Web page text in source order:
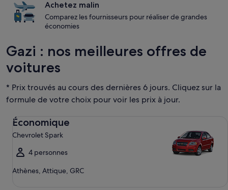
Achetez malin
Comparez les fournisseurs pour réaliser de grandes
économies
Gazi : nos meilleures offres de
voitures
* Prix trouvés au cours des dernières 6 jours. Cliquez sur la
formule de votre choix pour voir les prix à jour.
Économique
Chevrolet Spark
4 personnes
Athènes, Attique, GRC
Économique Chevrolet Spark